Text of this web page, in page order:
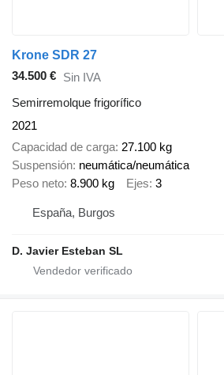
Krone SDR 27
34.500 € Sin IVA
Semirremolque frigorífico
2021
Capacidad de carga 27.100 kg
Suspensión neumática/neumática
Peso neto 8.900 kg Ejes 3
España, Burgos
D. Javier Esteban SL